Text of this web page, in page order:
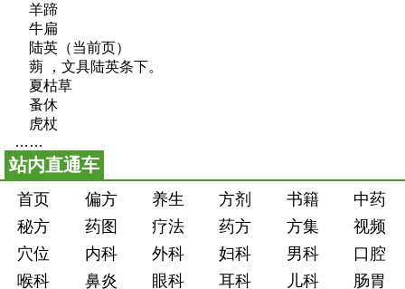
羊蹄
牛扁
陆英（当前页）
蒴 ，文具陆英条下。
夏枯草
蚤休
虎杖
……
站内直通车
首页 偏方 养生 方剂 书籍
中药
秘方
药图 疗法 药方 方集
视频
穴位
内科 外科 妇科 男科
口腔
喉科
鼻炎 眼科 耳科 儿科 肠胃